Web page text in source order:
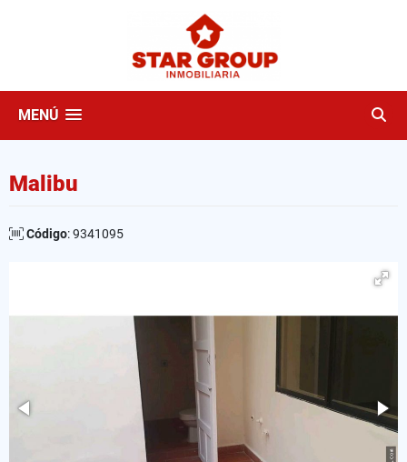
MENÚ
Malibu
Código: 9341095